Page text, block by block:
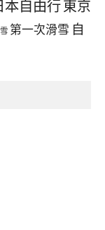
本自由行東京
第一次滑雪 自